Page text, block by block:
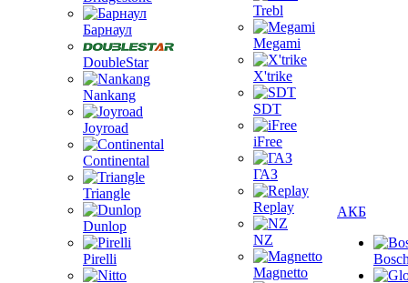
Барнаул
DoubleStar
Nankang
Joyroad
Continental
Triangle
Dunlop
Pirelli
Trebl
Megami
X'trike
SDT
iFree
ГАЗ
Replay
NZ
Magnetto
АКБ